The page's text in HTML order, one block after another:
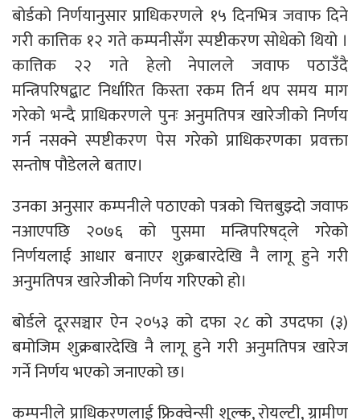
बोर्डको निर्णयानुसार प्राधिकरणले १५ दिनभित्र जवाफ दिने
गरी कात्तिक १२ गते कम्पनीसँग स्पष्टीकरण सोधेको थियो ।
कात्तिक २२ गते हेलो नेपालले जवाफ पठाउँदै
मन्त्रिपरिषद्बाट निर्धारित किस्ता रकम तिर्न थप समय माग
गरेको भन्दै प्राधिकरणले पुनः अनुमतिपत्र खारेजीको निर्णय
गर्न नसक्ने स्पष्टीकरण पेस गरेको प्राधिकरणका प्रवक्ता
सन्तोष पौडेलले बताए।
उनका अनुसार कम्पनीले पठाएको पत्रको चित्तबुझ्दो जवाफ
नआएपछि २०७६ को पुसमा मन्त्रिपरिषद्ले गरेको
निर्णयलाई आधार बनाएर शुक्रबारदेखि नै लागू हुने गरी
अनुमतिपत्र खारेजीको निर्णय गरिएको हो।
बोर्डले दूरसञ्चार ऐन २०५३ को दफा २८ को उपदफा (३)
बमोजिम शुक्रबारदेखि नै लागू हुने गरी अनुमतिपत्र खारेज
गर्ने निर्णय भएको जनाएको छ।
कम्पनीले प्राधिकरणलाई फ्रिक्वेन्सी शुल्क, रोयल्टी, ग्रामीण